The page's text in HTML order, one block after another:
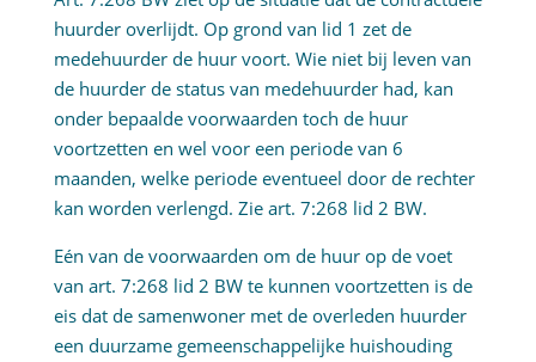
huurder overlijdt. Op grond van lid 1 zet de
medehuurder de huur voort. Wie niet bij leven van
de huurder de status van medehuurder had, kan
onder bepaalde voorwaarden toch de huur
voortzetten en wel voor een periode van 6
maanden, welke periode eventueel door de rechter
kan worden verlengd. Zie art. 7:268 lid 2 BW.
Eén van de voorwaarden om de huur op de voet
van art. 7:268 lid 2 BW te kunnen voortzetten is de
eis dat de samenwoner met de overleden huurder
een duurzame gemeenschappelijke huishouding